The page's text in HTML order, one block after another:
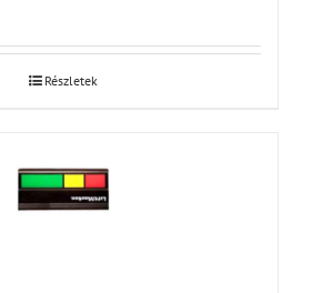
Részletek